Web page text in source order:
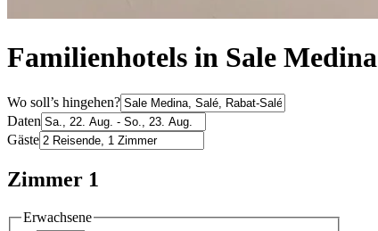
Familienhotels in Sale Medina
Wo soll’s hingehen?
Daten
Gäste
Zimmer 1
Erwachsene